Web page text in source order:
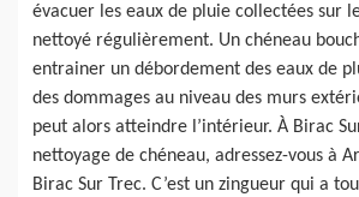
évacuer les eaux de pluie collectées sur
nettoyé régulièrement. Un chéneau
entrainer un débordement des eaux de
des dommages au niveau des murs
peut alors atteindre l’intérieur. À Birac
nettoyage de chéneau, adressez-vous à
Birac Sur Trec. C’est un zingueur qui a